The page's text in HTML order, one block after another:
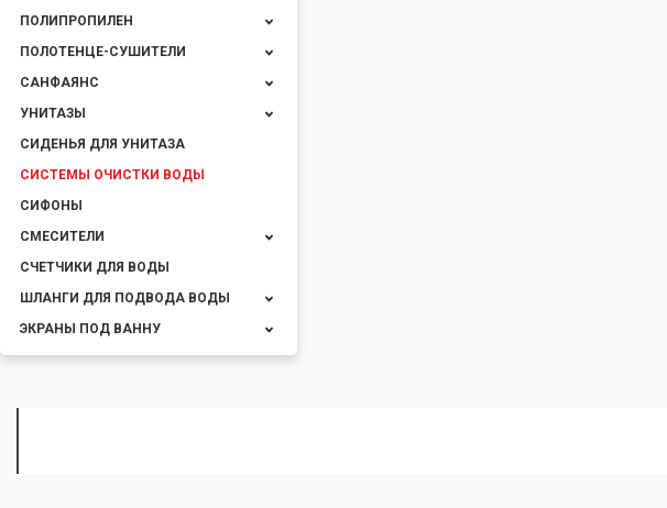
ПОЛИПРОПИЛЕН
ПОЛОТЕНЦЕ-СУШИТЕЛИ
САНФАЯНС
УНИТАЗЫ
СИДЕНЬЯ ДЛЯ УНИТАЗА
СИСТЕМЫ ОЧИСТКИ ВОДЫ
СИФОНЫ
СМЕСИТЕЛИ
СЧЕТЧИКИ ДЛЯ ВОДЫ
ШЛАНГИ ДЛЯ ПОДВОДА ВОДЫ
ЭКРАНЫ ПОД ВАННУ